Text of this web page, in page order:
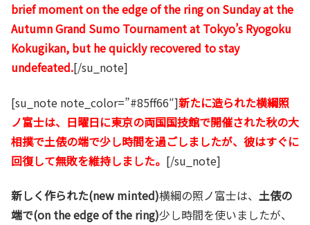
brief moment on the edge of the ring on Sunday at the
Autumn Grand Sumo Tournament at Tokyo’s Ryogoku
Kokugikan, but he quickly recovered to stay
undefeated.[/su_note]
[su_note note_color=”#85ff66″]新たに造られた横綱照
ノ富士は、日曜日に東京の両国国技館で開催された秋の大
相撲で土俵の端で少し時間を過ごしましたが、彼はすぐに
回復して無敗を維持しました。 [/su_note]
新しく作られた(new minted)横綱の照ノ富士は、 土俵の
端で(on the edge of the ring)少し時間を使いましたが、